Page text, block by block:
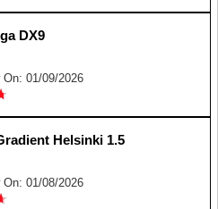
DX9
On: 01/09/2026
Helsinki 1.5
On: 01/08/2026